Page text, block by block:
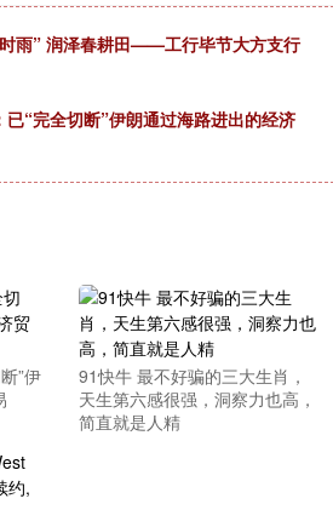
雨” 润泽春耕田——工行毕节大方支行
“完全切断”伊朗通过海路进出的经济
”伊
91快牛 最不好骗的三大生肖，
天生第六感很强，洞察力也高，
简直就是人精